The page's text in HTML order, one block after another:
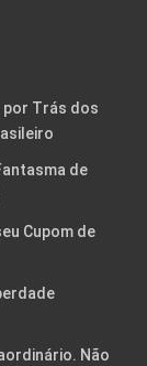
por Trás dos
de
Cupom de
Não